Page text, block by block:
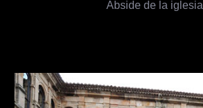
Ábside de la iglesia